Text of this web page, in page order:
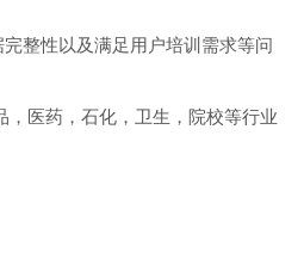
整性以及满足用户培训需求等问
医药，石化，卫生，院校等行业